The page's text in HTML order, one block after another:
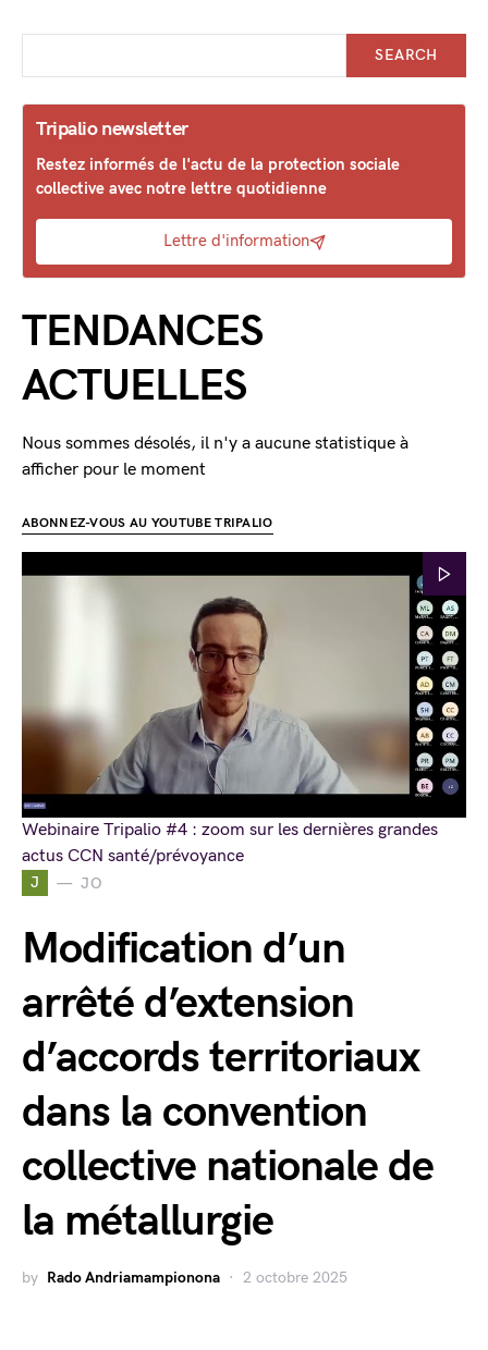
J JO
Modification d’un
arrêté d’extension
d’accords territoriaux
dans la convention
collective nationale de
la métallurgie
by Rado Andriamampionona 2 octobre 2025
SEARCH
Tripalio newsletter
Restez informés de l'actu de la protection sociale
collective avec notre lettre quotidienne
Lettre d'information
TENDANCES
ACTUELLES
Nous sommes désolés, il n'y a aucune statistique à
afficher pour le moment
ABONNEZ-VOUS AU YOUTUBE TRIPALIO
Webinaire Tripalio #4 : zoom sur les dernières grandes
actus CCN santé/prévoyance